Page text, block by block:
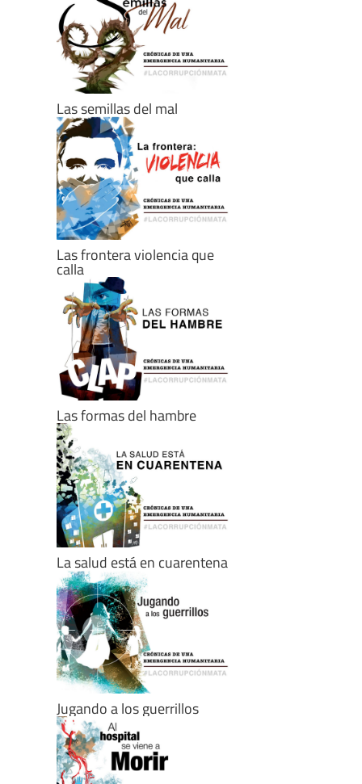
Las semillas del mal
Las frontera violencia que
calla
Las formas del hambre
La salud está en cuarentena
Jugando a los guerrillos